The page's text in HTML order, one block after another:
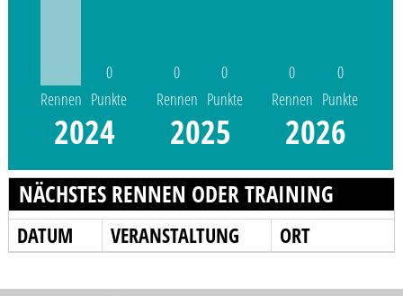
Rennen
0
Punkte
2024
0
Rennen
0
Punkte
2025
0
Rennen
0
Punkte
2026
NÄCHSTES RENNEN ODER TRAINING
DATUM VERANSTALTUNG ORT